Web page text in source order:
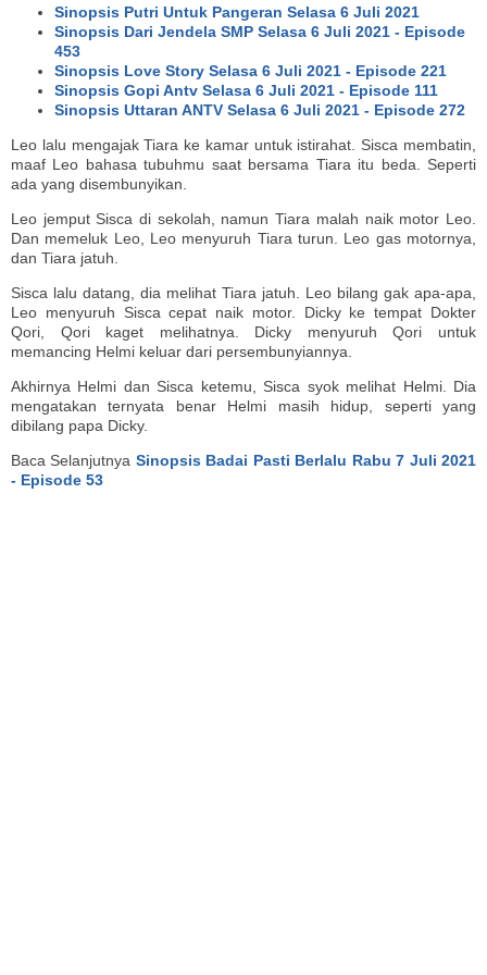
Sinopsis Putri Untuk Pangeran Selasa 6 Juli 2021
Sinopsis Dari Jendela SMP Selasa 6 Juli 2021 - Episode
453
Sinopsis Love Story Selasa 6 Juli 2021 - Episode 221
Sinopsis Gopi Antv Selasa 6 Juli 2021 - Episode 111
Sinopsis Uttaran ANTV Selasa 6 Juli 2021 - Episode 272
Leo lalu mengajak Tiara ke kamar untuk istirahat. Sisca membatin,
maaf Leo bahasa tubuhmu saat bersama Tiara itu beda. Seperti
ada yang disembunyikan.
Leo jemput Sisca di sekolah, namun Tiara malah naik motor Leo.
Dan memeluk Leo, Leo menyuruh Tiara turun. Leo gas motornya,
dan Tiara jatuh.
Sisca lalu datang, dia melihat Tiara jatuh. Leo bilang gak apa-apa,
Leo menyuruh Sisca cepat naik motor. Dicky ke tempat Dokter
Qori, Qori kaget melihatnya. Dicky menyuruh Qori untuk
memancing Helmi keluar dari persembunyiannya.
Akhirnya Helmi dan Sisca ketemu, Sisca syok melihat Helmi. Dia
mengatakan ternyata benar Helmi masih hidup, seperti yang
dibilang papa Dicky.
Baca Selanjutnya Sinopsis Badai Pasti Berlalu Rabu 7 Juli 2021
- Episode 53